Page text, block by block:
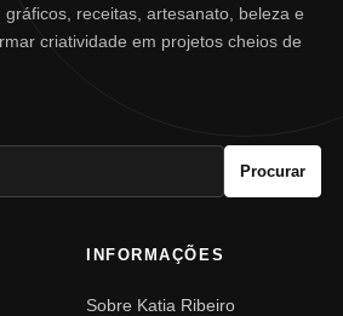
receitas, artesanato, beleza e
criatividade em projetos cheios de
Procurar
INFORMAÇÕES
Sobre Katia Ribeiro